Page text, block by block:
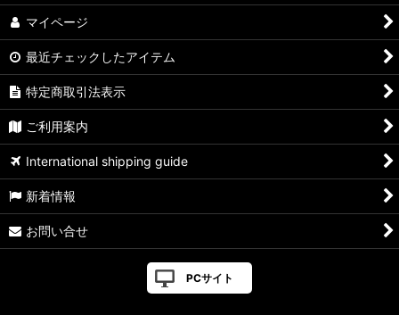
マイページ
最近チェックしたアイテム
特定商取引法表示
ご利用案内
International shipping guide
新着情報
お問い合せ
PCサイト